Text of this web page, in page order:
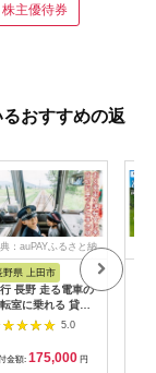
株主優待券
おすすめの返
：auPAYふるさと納
野県 上田市
長野 走る電車の
室に乗れる 貸切
車でお仕事体験 体
チケット 電車 鉄道
車 サービス 子供 子
こども 家族 長野
5.0
金額: 175,000 円